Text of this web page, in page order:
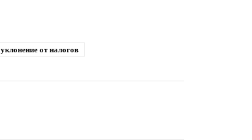
уклонение от налогов